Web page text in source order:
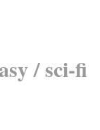
/ sci-fi